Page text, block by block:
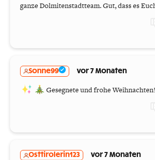
ganze Dolmitenstadtteam. Gut, dass es
Sonne99 vor 7 Monaten
Gesegnete und frohe Weihnachten!
Osttirolerin123 vor 7 Monaten